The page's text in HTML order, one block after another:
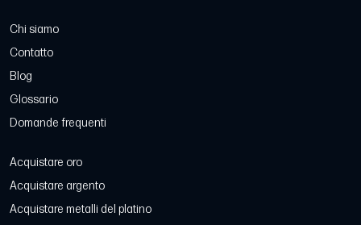
Chi siamo
Contatto
Blog
Glossario
Domande frequenti
Acquistare oro
Acquistare argento
Acquistare metalli del platino